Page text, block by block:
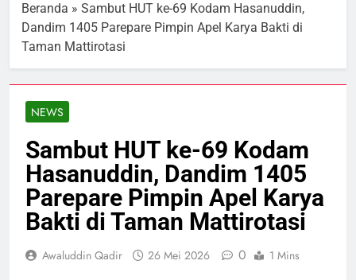
Beranda » Sambut HUT ke-69 Kodam Hasanuddin,
Dandim 1405 Parepare Pimpin Apel Karya Bakti di
Taman Mattirotasi
NEWS
Sambut HUT ke-69 Kodam
Hasanuddin, Dandim 1405
Parepare Pimpin Apel Karya
Bakti di Taman Mattirotasi
Awaluddin Qadir 26 Mei 2026 0 1 Mins